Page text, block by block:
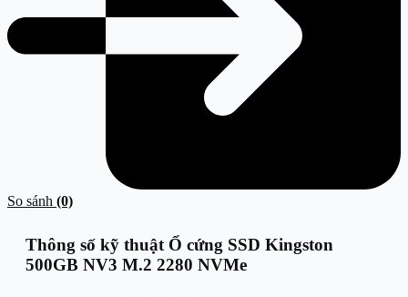
So sánh (0)
Thông số kỹ thuật Ổ cứng SSD Kingston
500GB NV3 M.2 2280 NVMe